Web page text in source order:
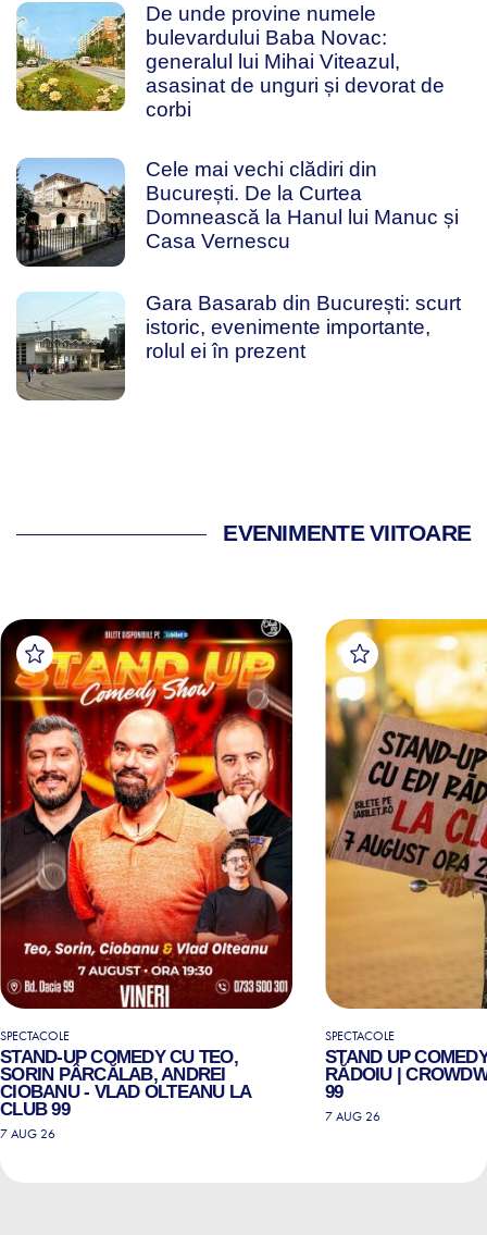
De unde provine numele
bulevardului Baba Novac:
generalul lui Mihai Viteazul,
asasinat de unguri și devorat de
corbi
Cele mai vechi clădiri din
București. De la Curtea
Domnească la Hanul lui Manuc și
Casa Vernescu
Gara Basarab din București: scurt
istoric, evenimente importante,
rolul ei în prezent
EVENIMENTE VIITOARE
SPECTACOLE
STAND-UP COMEDY CU TEO,
SORIN PÂRCĂLAB, ANDREI
CIOBANU - VLAD OLTEANU LA
CLUB 99
7 AUG 26
SPECTACOLE
STAND UP
RĂDOIU |
99
7 AUG 26